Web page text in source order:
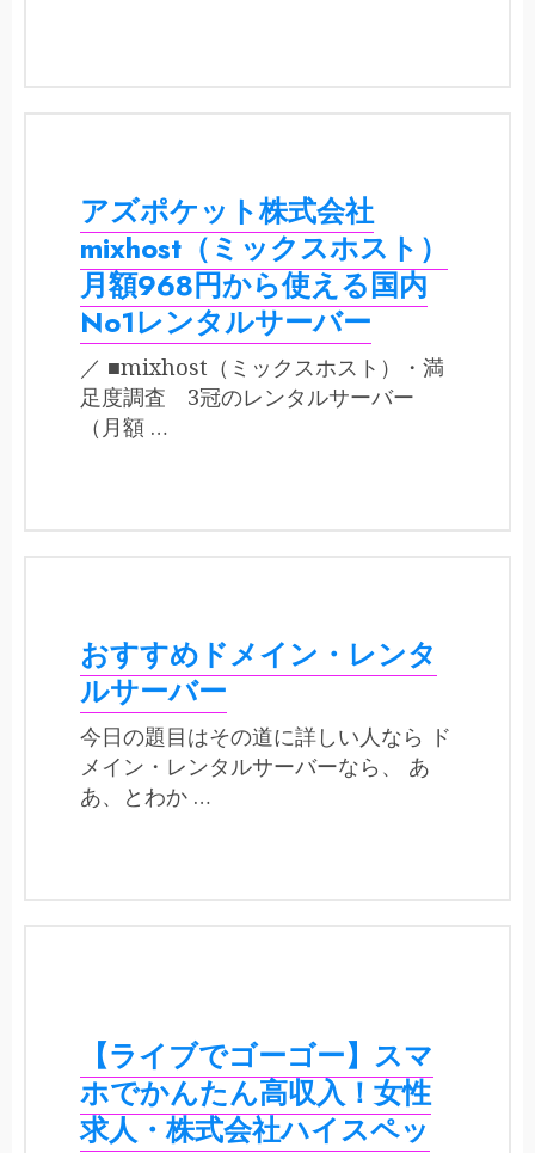
アズポケット株式会社
mixhost（ミックスホスト）
月額968円から使える国内
No1レンタルサーバー
／ ■mixhost（ミックスホスト）・満
足度調査 3冠のレンタルサーバー
（月額 …
おすすめドメイン・レンタ
ルサーバー
今日の題目はその道に詳しい人なら ド
メイン・レンタルサーバーなら、 あ
あ、とわか …
【ライブでゴーゴー】スマ
ホでかんたん高収入！女性
求人・株式会社ハイスペッ